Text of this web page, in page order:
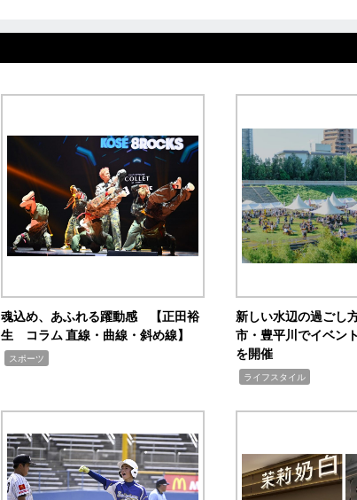
魂込め、あふれる躍動感 【正田裕
生 コラム 直線・曲線・斜め線】
スポーツ
新しい水辺の過ごし
市・豊平川でイベン
を開催
ライフスタイル